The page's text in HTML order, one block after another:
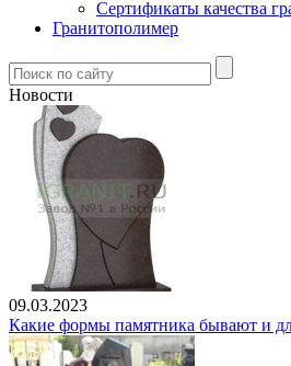
Сертификаты качества
Гранитополимер
Новости
09.03.2023
Какие формы памятника бывают и